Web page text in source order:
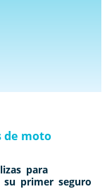
de moto
para
primer seguro